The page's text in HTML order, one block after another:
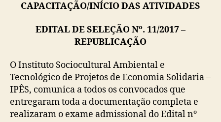
CAPACITAÇÃO/INÍCIO DAS ATIVIDADES
EDITAL DE SELEÇÃO Nº. 11/2017 –
REPUBLICAÇÃO
O Instituto Sociocultural Ambiental e
Tecnológico de Projetos de Economia Solidaria –
IPÊS, comunica a todos os convocados que
entregaram toda a documentação completa e
realizaram o exame admissional do Edital nº